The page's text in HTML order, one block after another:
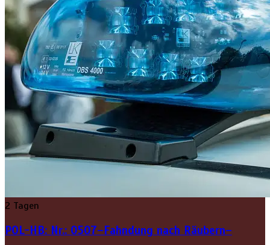
2 Tagen
POL-HB: Nr.: 0507–Fahndung nach Räubern–